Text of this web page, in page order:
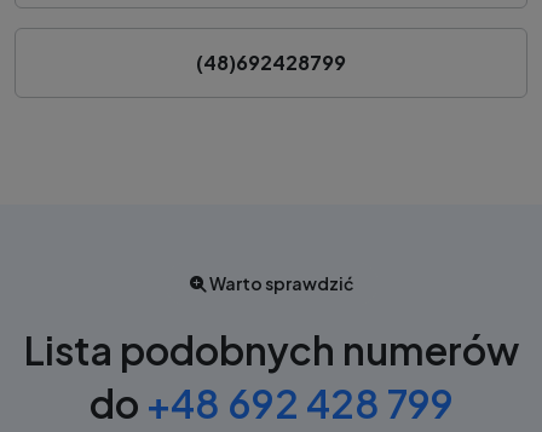
(48)692428799
Warto sprawdzić
Lista podobnych numerów
do +48 692 428 799